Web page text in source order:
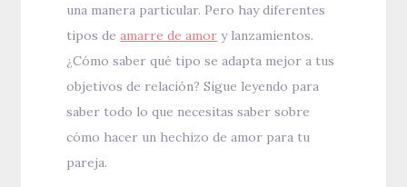
una manera particular. Pero hay diferentes
tipos deamarre de amor y lanzamientos.
¿Cómo saber qué tipo se adapta mejor a tus
objetivos de relación? Sigue leyendo para
saber todo lo que necesitas saber sobre
cómo hacer un hechizo de amor para tu
pareja.